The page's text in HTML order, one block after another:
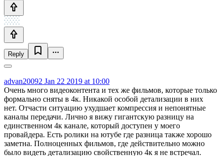
Reply
advan20092 Jan 22 2019 at 10:00
Очень много видеоконтента и тех же фильмов, которые только
формально сняты в 4к. Никакой особой детализации в них
нет. Отчасти ситуацию ухудшает компрессия и непонятные
каналы передачи. Лично я вижу гигантскую разницу на
единственном 4к канале, который доступен у моего
провайдера. Есть ролики на ютубе где разница также хорошо
заметна. Полноценных фильмов, где действительно можно
было видеть детализацию свойственную 4к я не встречал.